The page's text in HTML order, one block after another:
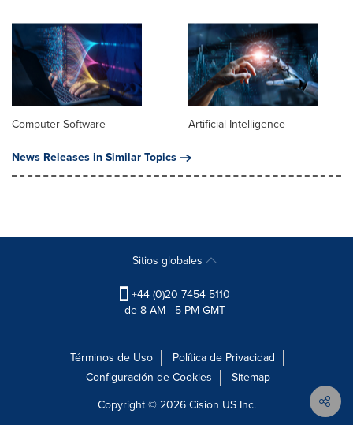
Computer Software
Artificial Intelligence
News Releases in Similar Topics
Sitios globales
+44 (0)20 7454 5110
de 8 AM - 5 PM GMT
Términos de Uso
Política de Privacidad
Configuración de Cookies
Sitemap
Copyright © 2026Cision US Inc.